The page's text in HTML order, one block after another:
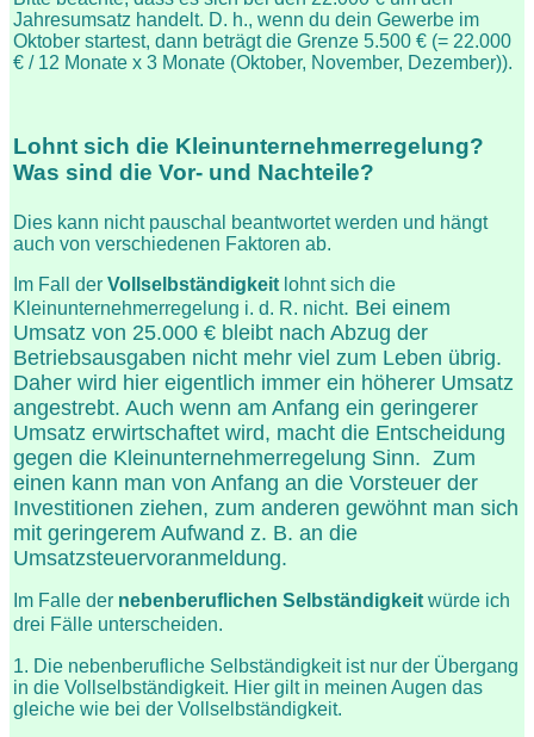
Jahresumsatz handelt. D. h., wenn du dein Gewerbe im
Oktober startest, dann beträgt die Grenze 5.500 € (= 22.000
€ / 12 Monate x 3 Monate (Oktober, November, Dezember)).
Lohnt sich die Kleinunternehmerregelung?
Was sind die Vor- und Nachteile?
Dies kann nicht pauschal beantwortet werden und hängt
auch von verschiedenen Faktoren ab.
Im Fall der Vollselbständigkeit lohnt sich die
Kleinunternehmerregelung i. d. R. nicht. Bei einem
Umsatz von 25.000 € bleibt nach Abzug der
Betriebsausgaben nicht mehr viel zum Leben übrig.
Daher wird hier eigentlich immer ein höherer Umsatz
angestrebt. Auch wenn am Anfang ein geringerer
Umsatz erwirtschaftet wird, macht die Entscheidung
gegen die Kleinunternehmerregelung Sinn. Zum
einen kann man von Anfang an die Vorsteuer der
Investitionen ziehen, zum anderen gewöhnt man sich
mit geringerem Aufwand z. B. an die
Umsatzsteuervoranmeldung.
Im Falle der nebenberuflichen Selbständigkeit würde ich
drei Fälle unterscheiden.
1. Die nebenberufliche Selbständigkeit ist nur der Übergang
in die Vollselbständigkeit. Hier gilt in meinen Augen das
gleiche wie bei der Vollselbständigkeit.